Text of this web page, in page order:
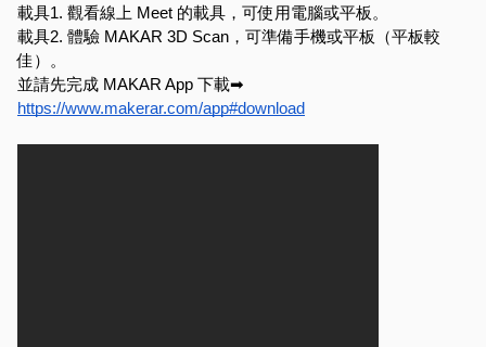
載具1. 觀看線上 Meet 的載具，可使用電腦或平板。
載具2. 體驗 MAKAR 3D Scan，可準備手機或平板（平板較
佳）。
並請先完成 MAKAR App 下載➡
https://www.makerar.com/app#download